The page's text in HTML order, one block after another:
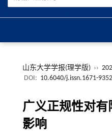
山东大学学报(理学版) ››
DOI: 10.6040/j.issn.1671-
广义正规性对有
影响